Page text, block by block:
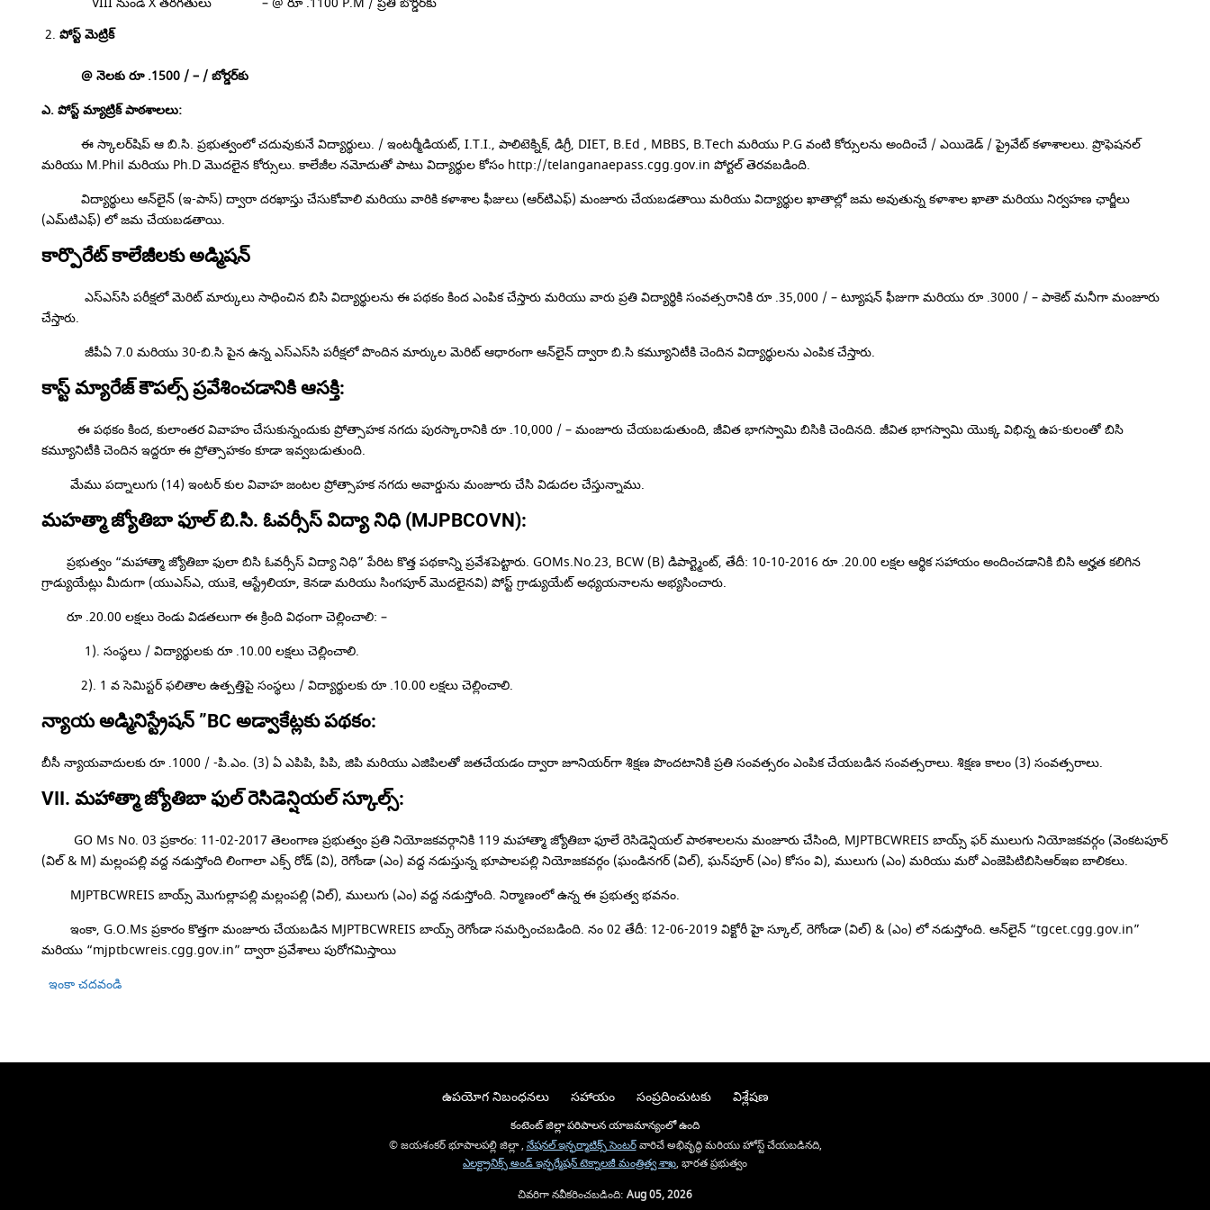
పోస్ట్ మెట్రిక్
@నెలకు రూ .1500 / – /బోర్డర్‌కు
ఎ. పోస్ట్ మ్యాట్రిక్ పాఠశాలలు:
ఈ స్కాలర్‌షిప్ ఆ బి.సి. ప్రభుత్వంలో చదువుకునే విద్యార్థులు. / ఇంటర్మీడియట్, I.T.I., పాలిటెక్నిక్, డిగ్రీ, DIET, B.Ed , MBBS, B.Tech మరియు P.G వంటి కోర్సులను అందించే / ఎయిడెడ్ / ప్రైవేట్ కళాశాలలు. ప్రొఫెషనల్
మరియు M.Phil మరియు Ph.D మొదలైన కోర్సులు. కాలేజీల నమోదుతో పాటు విద్యార్థుల కోసం http://telanganaepass.cgg.gov.in పోర్టల్ తెరవబడింది.
విద్యార్థులు ఆన్‌లైన్ (ఇ-పాస్) ద్వారా దరఖాస్తు చేసుకోవాలి మరియు వారికి కళాశాల ఫీజులు (ఆర్‌టిఎఫ్) మంజూరు చేయబడతాయి మరియు విద్యార్థుల ఖాతాల్లో జమ అవుతున్న కళాశాల ఖాతా మరియు నిర్వహణ ఛార్జీలు
(ఎమ్‌టిఎఫ్) లో జమ చేయబడతాయి.
కార్పొరేట్ కాలేజీలకు అడ్మిషన్
ఎస్‌ఎస్‌సి పరీక్షలో మెరిట్ మార్కులు సాధించిన బిసి విద్యార్థులను ఈ పథకం కింద ఎంపిక చేస్తారు మరియు వారు ప్రతి విద్యార్థికి సంవత్సరానికి రూ .35,000 / – ట్యూషన్ ఫీజుగా మరియు రూ .3000 / – పాకెట్ మనీగా మంజూరు
చేస్తారు.
జీపీఏ 7.0 మరియు 30-బి.సి పైన ఉన్న ఎస్‌ఎస్‌సి పరీక్షలో పొందిన మార్కుల మెరిట్ ఆధారంగా ఆన్‌లైన్ ద్వారా బి.సి కమ్యూనిటీకి చెందిన విద్యార్థులను ఎంపిక చేస్తారు.
కాస్ట్ మ్యారేజ్ కౌపల్స్ ప్రవేశించడానికి ఆసక్తి:
ఈ పథకం కింద, కులాంతర వివాహం చేసుకున్నందుకు ప్రోత్సాహక నగదు పురస్కారానికి రూ .10,000 / – మంజూరు చేయబడుతుంది, జీవిత భాగస్వామి బిసికి చెందినది. జీవిత భాగస్వామి యొక్క విభిన్న ఉప-కులంతో బిసి
కమ్యూనిటీకి చెందిన ఇద్దరూ ఈ ప్రోత్సాహకం కూడా ఇవ్వబడుతుంది.
మేము పద్నాలుగు (14) ఇంటర్ కుల వివాహ జంటల ప్రోత్సాహక నగదు అవార్డును మంజూరు చేసి విడుదల చేస్తున్నాము.
మహత్మా జ్యోతిబా ఫూల్ బి.సి. ఓవర్సీస్ విద్యా నిధి (MJPBCOVN):
ప్రభుత్వం “మహాత్మా జ్యోతిబా ఫులా బిసి ఓవర్సీస్ విద్యా నిధి” పేరిట కొత్త పథకాన్ని ప్రవేశపెట్టారు. GOMs.No.23, BCW (B) డిపార్ట్మెంట్, తేదీ: 10-10-2016 రూ .20.00 లక్షల ఆర్థిక సహాయం అందించడానికి బిసి అర్హత కలిగిన
గ్రాడ్యుయేట్లు మీదుగా (యుఎస్ఎ, యుకె, ఆస్ట్రేలియా, కెనడా మరియు సింగపూర్ మొదలైనవి) పోస్ట్ గ్రాడ్యుయేట్ అధ్యయనాలను అభ్యసించారు.
రూ .20.00 లక్షలు రెండు విడతలుగా ఈ క్రింది విధంగా చెల్లించాలి: –
1). సంస్థలు / విద్యార్థులకు రూ .10.00 లక్షలు చెల్లించాలి.
2). 1 వ సెమిస్టర్ ఫలితాల ఉత్పత్తిపై సంస్థలు / విద్యార్థులకు రూ .10.00 లక్షలు చెల్లించాలి.
న్యాయ అడ్మినిస్ట్రేషన్ ”BC అడ్వాకేట్లకు పథకం:
బీసీ న్యాయవాదులకు రూ .1000 / -పి.ఎం. (3) ఏ ఎపిపి, పిపి, జిపి మరియు ఎజిపిలతో జతచేయడం ద్వారా జూనియర్‌గా శిక్షణ పొందటానికి ప్రతి సంవత్సరం ఎంపిక చేయబడిన సంవత్సరాలు. శిక్షణ కాలం (3) సంవత్సరాలు.
VII. మహాత్మా జ్యోతిబా ఫుల్ రెసిడెన్షియల్ స్కూల్స్:
GO Ms No. 03 ప్రకారం: 11-02-2017 తెలంగాణ ప్రభుత్వం ప్రతి నియోజకవర్గానికి 119 మహాత్మా జ్యోతిబా ఫూలే రెసిడెన్షియల్ పాఠశాలలను మంజూరు చేసింది, MJPTBCWREIS బాయ్స్ ఫర్ ములుగు నియోజకవర్గం (వెంకటపూర్
(విల్ & M) మల్లంపల్లి వద్ద నడుస్తోంది లింగాలా ఎక్స్ రోడ్ (వి), రెగోండా (ఎం) వద్ద నడుస్తున్న భూపాలపల్లి నియోజకవర్గం (ఘండినగర్ (విల్), ఘన్‌పూర్ (ఎం) కోసం వి), ములుగు (ఎం) మరియు మరో ఎంజెపిటిబిసిఆర్ఇఐ బాలికలు.
MJPTBCWREIS బాయ్స్ మొగుల్లాపల్లి మల్లంపల్లి (విల్), ములుగు (ఎం) వద్ద నడుస్తోంది. నిర్మాణంలో ఉన్న ఈ ప్రభుత్వ భవనం.
ఇంకా, G.O.Ms ప్రకారం కొత్తగా మంజూరు చేయబడిన MJPTBCWREIS బాయ్స్ రెగోండా సమర్పించబడింది. నం 02 తేదీ: 12-06-2019 విక్టోరీ హై స్కూల్, రెగోండా (విల్) & (ఎం) లో నడుస్తోంది. ఆన్‌లైన్ “tgcet.cgg.gov.in”
మరియు “mjptbcwreis.cgg.gov.in” ద్వారా ప్రవేశాలు పురోగమిస్తాయి
ఇంకా చదవండి
ఉపయోగ నిబంధనలు సహాయం సంప్రదించుటకు విశ్లేషణ
కంటెంట్ జిల్లా పరిపాలన యాజమాన్యంలో ఉంది
© జయశంకర్ భూపాలపల్లి జిల్లా , నేషనల్ ఇన్ఫర్మాటిక్స్ సెంటర్వారిచే అభివృద్ధి మరియు హోస్ట్ చేయబడినది,
ఎలక్ట్రానిక్స్ అండ్ ఇన్ఫర్మేషన్ టెక్నాలజీ మంత్రిత్వ శాఖ, భారత ప్రభుత్వం
చివరిగా నవీకరించబడింది: Aug 05, 2026